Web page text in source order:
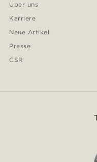
Über uns
Karriere
Neue Artikel
Presse
CSR